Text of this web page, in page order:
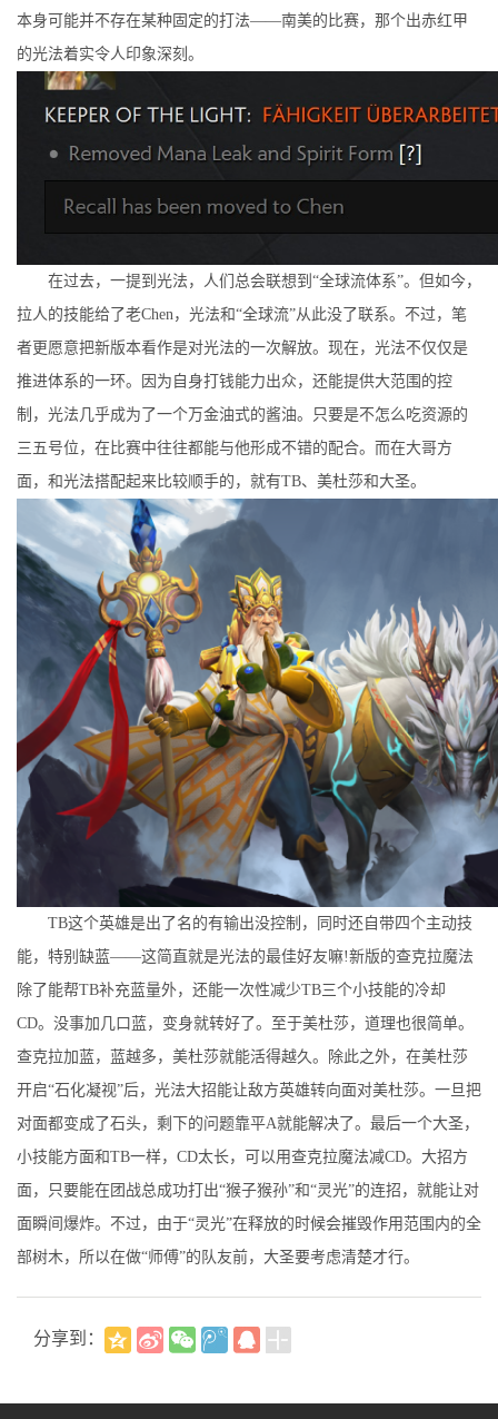
本身可能并不存在某种固定的打法——南美的比赛，那个出赤红甲
的光法着实令人印象深刻。
在过去，一提到光法，人们总会联想到“全球流体系”。但如今，
拉人的技能给了老Chen，光法和“全球流”从此没了联系。不过，笔
者更愿意把新版本看作是对光法的一次解放。现在，光法不仅仅是
推进体系的一环。因为自身打钱能力出众，还能提供大范围的控
制，光法几乎成为了一个万金油式的酱油。只要是不怎么吃资源的
三五号位，在比赛中往往都能与他形成不错的配合。而在大哥方
面，和光法搭配起来比较顺手的，就有TB、美杜莎和大圣。
TB这个英雄是出了名的有输出没控制，同时还自带四个主动技
能，特别缺蓝——这简直就是光法的最佳好友嘛!新版的查克拉魔法
除了能帮TB补充蓝量外，还能一次性减少TB三个小技能的冷却
CD。没事加几口蓝，变身就转好了。至于美杜莎，道理也很简单。
查克拉加蓝，蓝越多，美杜莎就能活得越久。除此之外，在美杜莎
开启“石化凝视”后，光法大招能让敌方英雄转向面对美杜莎。一旦把
对面都变成了石头，剩下的问题靠平A就能解决了。最后一个大圣，
小技能方面和TB一样，CD太长，可以用查克拉魔法减CD。大招方
面，只要能在团战总成功打出“猴子猴孙”和“灵光”的连招，就能让对
面瞬间爆炸。不过，由于“灵光”在释放的时候会摧毁作用范围内的全
部树木，所以在做“师傅”的队友前，大圣要考虑清楚才行。
分享到：